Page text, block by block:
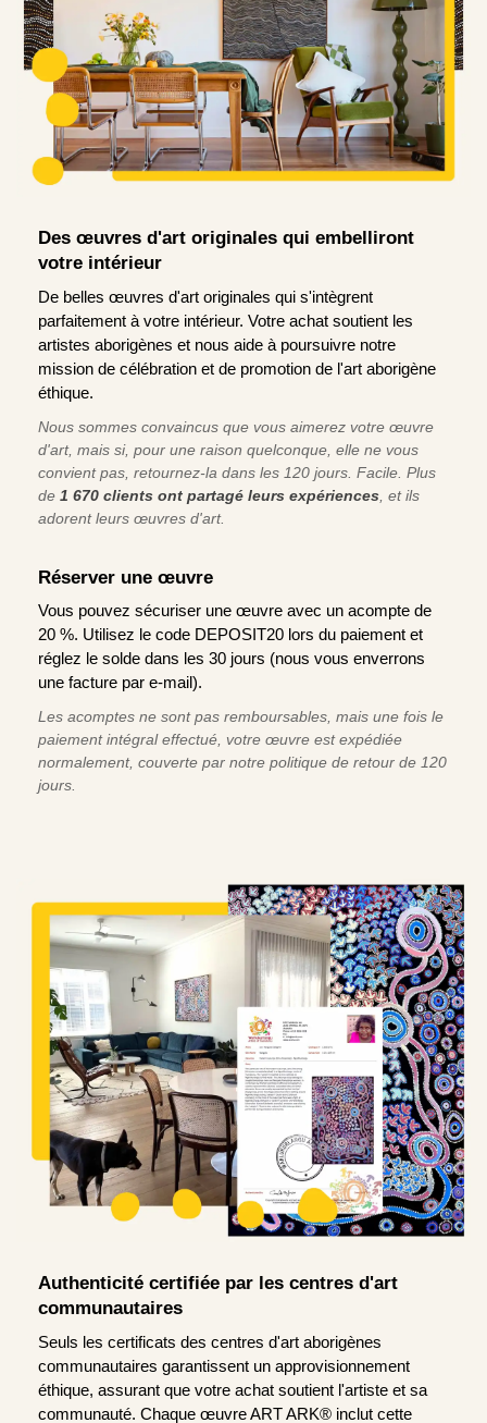
Des œuvres d'art originales qui embelliront
votre intérieur
De belles œuvres d'art originales qui s'intègrent
parfaitement à votre intérieur. Votre achat soutient les
artistes aborigènes et nous aide à poursuivre notre
mission de célébration et de promotion de l'art aborigène
éthique.
Nous sommes convaincus que vous aimerez votre œuvre
d'art, mais si, pour une raison quelconque, elle ne vous
convient pas, retournez-la dans les 120 jours. Facile. Plus
de 1 670 clients ont partagé leurs expériences , et ils
adorent leurs œuvres d'art.
Réserver une œuvre
Vous pouvez sécuriser une œuvre avec un acompte de
20 %. Utilisez le code DEPOSIT20 lors du paiement et
réglez le solde dans les 30 jours (nous vous enverrons
une facture par e-mail).
Les acomptes ne sont pas remboursables, mais une fois le
paiement intégral effectué, votre œuvre est expédiée
normalement, couverte par notre politique de retour de 120
jours.
Authenticité certifiée par les centres d'art
communautaires
Seuls les certificats des centres d'art aborigènes
communautaires garantissent un approvisionnement
éthique, assurant que votre achat soutient l'artiste et sa
communauté. Chaque œuvre ART ARK® inclut cette